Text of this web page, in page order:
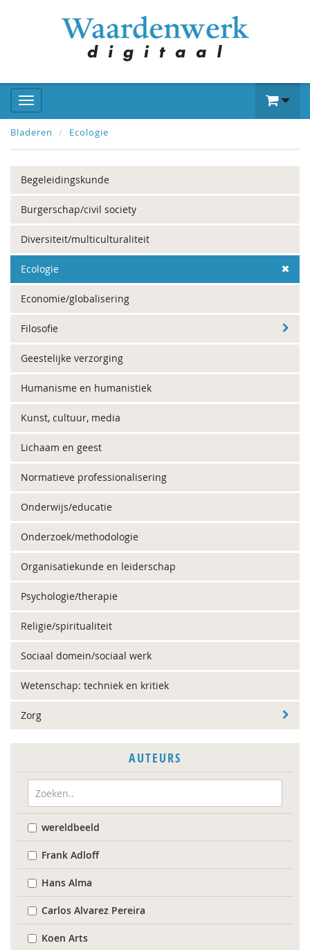
Bladeren Ecologie
Begeleidingskunde
Burgerschap/civil society
Diversiteit/multiculturaliteit
Ecologie
Economie/globalisering
Filosofie
Geestelijke verzorging
Humanisme en humanistiek
Kunst, cultuur, media
Lichaam en geest
Normatieve professionalisering
Onderwijs/educatie
Onderzoek/methodologie
Organisatiekunde en leiderschap
Psychologie/therapie
Religie/spiritualiteit
Sociaal domein/sociaal werk
Wetenschap: techniek en kritiek
Zorg
AUTEURS
wereldbeeld
Frank Adloff
Hans Alma
Carlos Alvarez Pereira
Koen Arts